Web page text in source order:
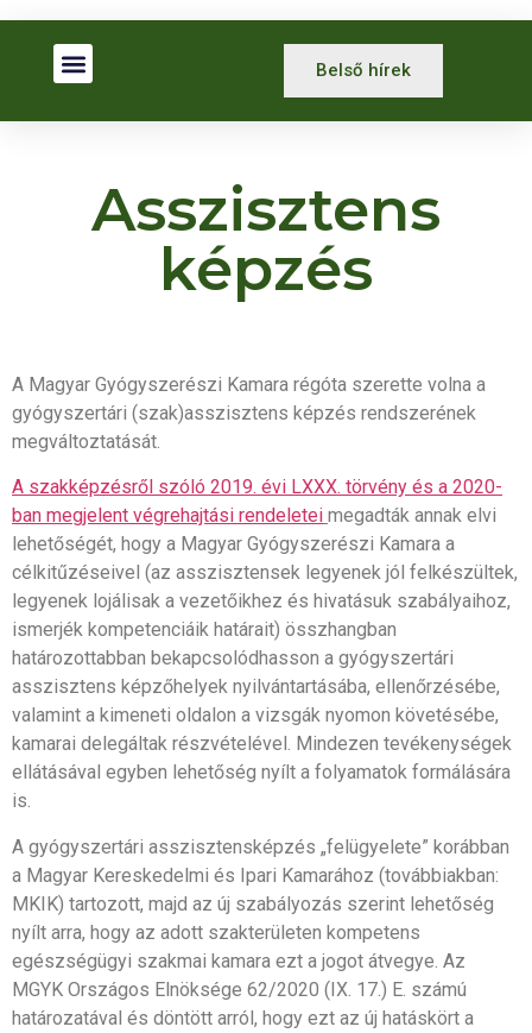
Belső hírek
Asszisztens
képzés
A Magyar Gyógyszerészi Kamara régóta szerette volna a
gyógyszertári (szak)asszisztens képzés rendszerének
megváltoztatását.
A szakképzésről szóló 2019. évi LXXX. törvény és a 2020-
ban megjelent végrehajtási rendeletei megadták annak elvi
lehetőségét, hogy a Magyar Gyógyszerészi Kamara a
célkitűzéseivel (az asszisztensek legyenek jól felkészültek,
legyenek lojálisak a vezetőikhez és hivatásuk szabályaihoz,
ismerjék kompetenciáik határait) összhangban
határozottabban bekapcsolódhasson a gyógyszertári
asszisztens képzőhelyek nyilvántartásába, ellenőrzésébe,
valamint a kimeneti oldalon a vizsgák nyomon követésébe,
kamarai delegáltak részvételével. Mindezen tevékenységek
ellátásával egyben lehetőség nyílt a folyamatok formálására
is.
A gyógyszertári asszisztensképzés „felügyelete” korábban
a Magyar Kereskedelmi és Ipari Kamarához (továbbiakban:
MKIK) tartozott, majd az új szabályozás szerint lehetőség
nyílt arra, hogy az adott szakterületen kompetens
egészségügyi szakmai kamara ezt a jogot átvegye. Az
MGYK Országos Elnöksége 62/2020 (IX. 17.) E. számú
határozatával és döntött arról, hogy ezt az új hatáskört a